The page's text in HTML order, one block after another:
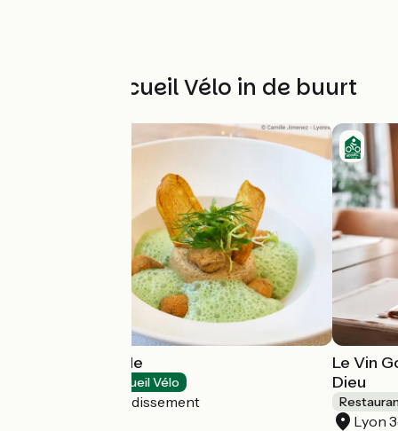
Andere Accueil Vélo in de buurt
Tibone & Dorade
Accueil Vélo
Lyon 9e Arrondissement
Le Vin
Dieu
Lyon